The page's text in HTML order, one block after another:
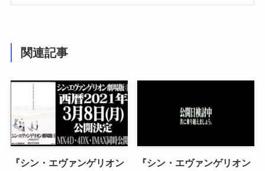
関連記事
『シン・エヴァンゲリオン
『シン・エヴァンゲリオン